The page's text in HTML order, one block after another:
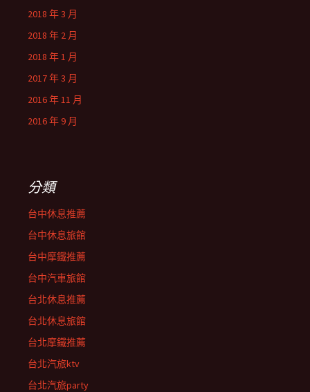
2018 年 3 月
2018 年 2 月
2018 年 1 月
2017 年 3 月
2016 年 11 月
2016 年 9 月
分類
台中休息推薦
台中休息旅館
台中摩鐵推薦
台中汽車旅館
台北休息推薦
台北休息旅館
台北摩鐵推薦
台北汽旅ktv
台北汽旅party